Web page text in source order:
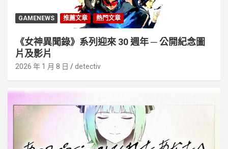
GAMENEWS 推薦文章 熱門文章
《女神異聞錄》系列迎來 30 週年 ─ 公開紀念圖
片及影片
2026 年 1 月 8 日 detectiv